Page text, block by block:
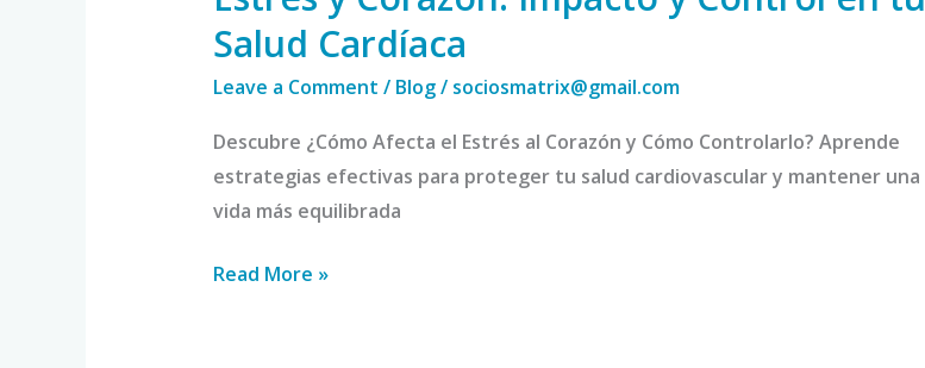
Salud Cardíaca
Leave a Comment / Blog/ sociosmatrix@gmail.com
Descubre ¿Cómo Afecta el Estrés al Corazón y Cómo Controlarlo? Aprende
estrategias efectivas para proteger tu salud cardiovascular y mantener una
vida más equilibrada
Read More »